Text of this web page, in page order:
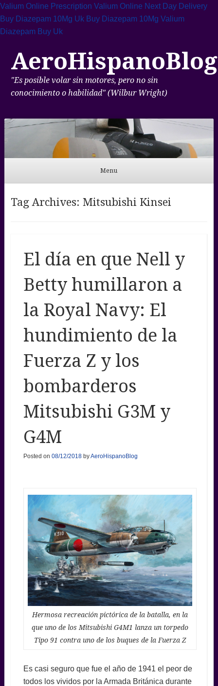
Valium Online Prescription Valium Online Next Day Delivery
Buy Diazepam 10Mg Uk Buy Diazepam 10Mg Valium
Diazepam Buy Uk
AeroHispanoBlog
"Es posible volar sin motores, pero no sin
conocimiento o habilidad" (Wilbur Wright)
Menu
Tag Archives: Mitsubishi Kinsei
El día en que Nell y
Betty humillaron a
la Royal Navy: El
hundimiento de la
Fuerza Z y los
bombarderos
Mitsubishi G3M y
G4M
Posted on 08/12/2018byAeroHispanoBlog
Hermosa recreación pictórica de la batalla, en la
que uno de los Mitsubishi G4M1 lanza un torpedo
Tipo 91 contra uno de los buques de la Fuerza Z
Es casi seguro que fue el año de 1941 el peor de
todos los vividos por la Armada Británica durante